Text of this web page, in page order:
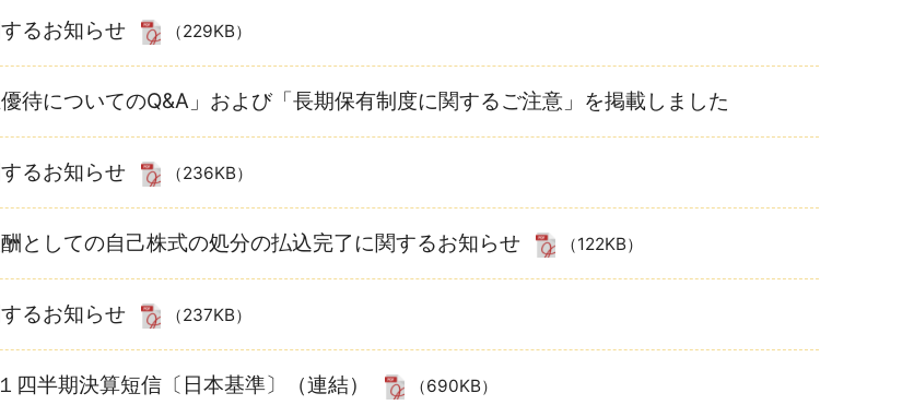
るお知らせ （229KB）
待についてのQ&A」および「長期保有制度に関するご注意」を掲載しました
るお知らせ （236KB）
としての自己株式の処分の払込完了に関するお知らせ （122KB）
るお知らせ （237KB）
四半期決算短信〔日本基準〕（連結） （690KB）